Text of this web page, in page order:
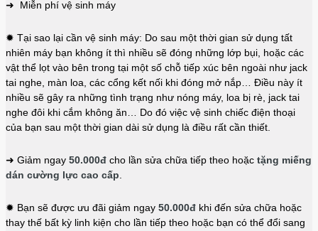
➜ Miễn phí vệ sinh máy
✹ Tại sao lại cần vệ sinh máy: Do sau một thời gian sử dụng tất
nhiên máy bạn không ít thì nhiều sẽ đóng những lớp bụi, hoặc các
vật thể lọt vào bên trong tại một số chỗ tiếp xúc bên ngoài như jack
tai nghe, màn loa, các cổng kết nối khi đóng mở nắp… Điều này ít
nhiều sẽ gây ra những tình trạng như nóng máy, loa bị rè, jack tai
nghe đôi khi cắm không ăn… Do đó việc vệ sinh chiếc điện thoại
của bạn sau một thời gian dài sử dụng là điều rất cần thiết.
➜ Giảm ngay 50.000đ cho lần sửa chữa tiếp theo hoặc tặng miếng
dán cường lực cao cấp.
✹ Bạn sẽ được ưu đãi giảm ngay 50.000đ khi đến sửa chữa hoặc
thay thế bất kỳ linh kiện cho lần tiếp theo hoặc bạn có thể đổi sang